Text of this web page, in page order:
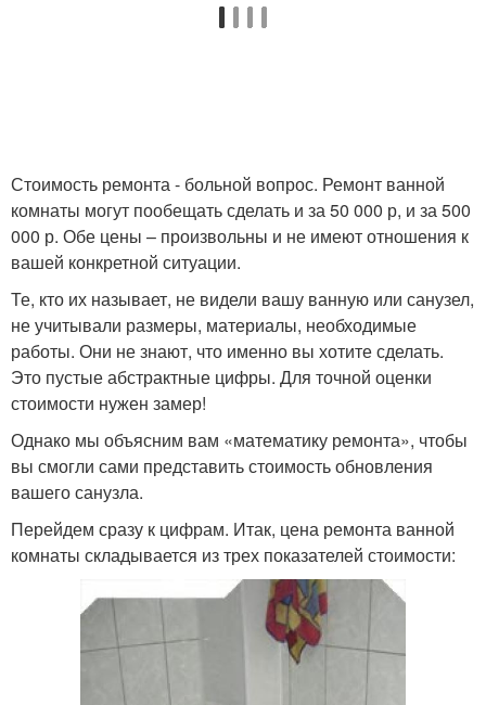
Стоимость ремонта - больной вопрос. Ремонт ванной
комнаты могут пообещать сделать и за 50 000 р, и за 500
000 р. Обе цены – произвольны и не имеют отношения к
вашей конкретной ситуации.
Те, кто их называет, не видели вашу ванную или санузел,
не учитывали размеры, материалы, необходимые
работы. Они не знают, что именно вы хотите сделать.
Это пустые абстрактные цифры. Для точной оценки
стоимости нужен замер!
Однако мы объясним вам «математику ремонта», чтобы
вы смогли сами представить стоимость обновления
вашего санузла.
Перейдем сразу к цифрам. Итак, цена ремонта ванной
комнаты складывается из трех показателей стоимости: